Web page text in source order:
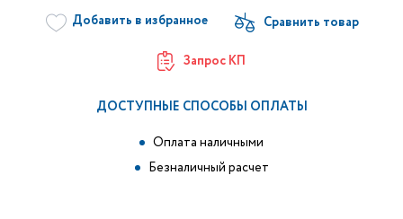
Добавить в избранное
Запрос КП
ДОСТУПНЫЕ СПОСОБЫ ОПЛАТЫ
Оплата наличными
Безналичный расчет